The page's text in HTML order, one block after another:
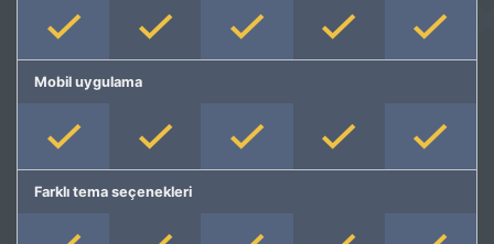
Mobil uygulama
Farklı tema seçenekleri